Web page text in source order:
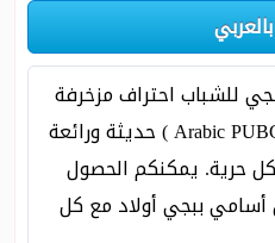
للشباب احتراف مزخرفة
بالعربي ( Arabic PUBG Names For Boys ) حديثة ورائعة
حرية. يمكنكم الحصول
ببجي أولاد مع كل